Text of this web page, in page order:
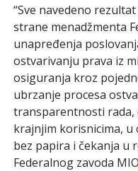
“Sve navedeno
strane menadžmenta
unapređenja
ostvarivanju prava iz
osiguranja kroz
ubrzanje procesa
transparentnosti rada,
krajnjim korisnicima,
bez papira i čekanja u
Federalnog zavoda